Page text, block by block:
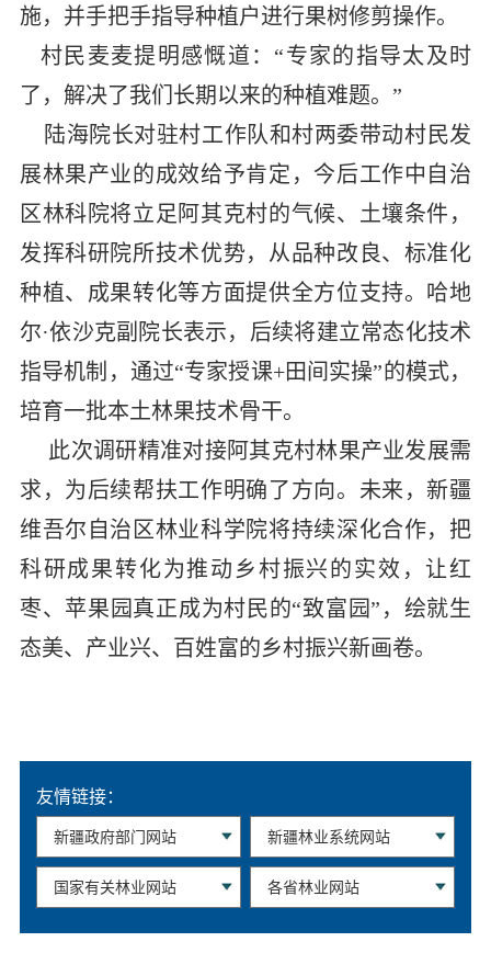
施，并手把手指导种植户进行果树修剪操作。
村民麦麦提明感慨道：“专家的指导太及时
了，解决了我们长期以来的种植难题。”
陆海院长对驻村工作队和村两委带动村民发
展林果产业的成效给予肯定，今后工作中自治
区林科院将立足阿其克村的气候、土壤条件，
发挥科研院所技术优势，从品种改良、标准化
种植、成果转化等方面提供全方位支持。哈地
尔·依沙克副院长表示，后续将建立常态化技术
指导机制，通过“专家授课+田间实操”的模式，
培育一批本土林果技术骨干。
此次调研精准对接阿其克村林果产业发展需
求，为后续帮扶工作明确了方向。未来，新疆
维吾尔自治区林业科学院将持续深化合作，把
科研成果转化为推动乡村振兴的实效，让红
枣、苹果园真正成为村民的“致富园”，绘就生
态美、产业兴、百姓富的乡村振兴新画卷。
友情链接：